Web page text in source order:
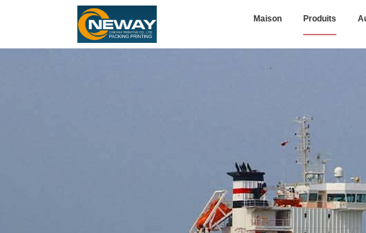
Maison Produits